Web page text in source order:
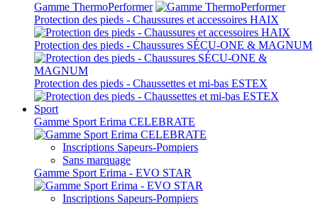
Gamme ThermoPerformer
Protection des pieds - Chaussures et accessoires HAIX
Protection des pieds - Chaussures SÉCU-ONE & MAGNUM
Protection des pieds - Chaussettes et mi-bas ESTEX
Sport
Gamme Sport Erima CELEBRATE
Inscriptions Sapeurs-Pompiers
Sans marquage
Gamme Sport Erima - EVO STAR
Inscriptions Sapeurs-Pompiers